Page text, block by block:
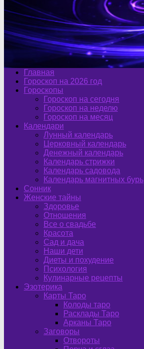
Главная
Гороскоп на 2026 год
Гороскопы
Гороскоп на сегодня
Гороскоп на неделю
Гороскоп на месяц
Календари
Лунный календарь
Церковный календарь
Денежный календарь
Календарь стрижки
Календарь садовода
Календарь магнитных бурь
Сонник
Женские тайны
Здоровье
Отношения
Все о свадьбе
Красота
Сад и дача
Наши дети
Диеты и похудение
Психология
Кулинарные рецепты
Эзотерика
Карты Таро
Колоды таро
Расклады Таро
Арканы Таро
Заговоры
Отвороты